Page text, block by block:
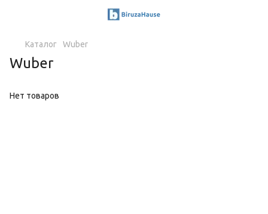
Каталог Wuber
Wuber
Нет товаров